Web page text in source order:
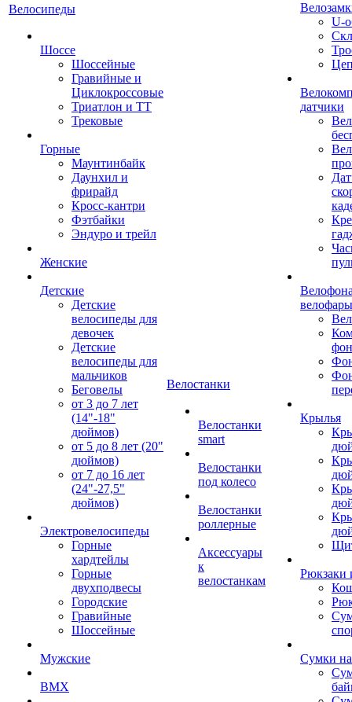
Велосипеды
Шоссе
Шоссейные
Гравийные и
Циклокроссовые
Триатлон и ТТ
Трековые
Горные
Маунтинбайк
Даунхил и
фрирайд
Кросс-кантри
Фэтбайки
Эндуро и трейл
Женские
Детские
Детские
велосипеды для
девочек
Детские
велосипеды для
мальчиков
Беговелы
от 3 до 7 лет
(14"-18"
дюймов)
от 5 до 8 лет (20"
дюймов)
от 7 до 16 лет
(24"-27,5"
дюймов)
Электровелосипеды
Горные
хардтейлы
Горные
двухподвесы
Городские
Гравийные
Шоссейные
Мужские
BMX
Велостанки
Велостанки
smart
Велостанки
под колесо
Велостанки
роллерные
Аксессуары
к
велостанкам
U-
датчики
велофары
Крылья
Рюкзаки
Сумки